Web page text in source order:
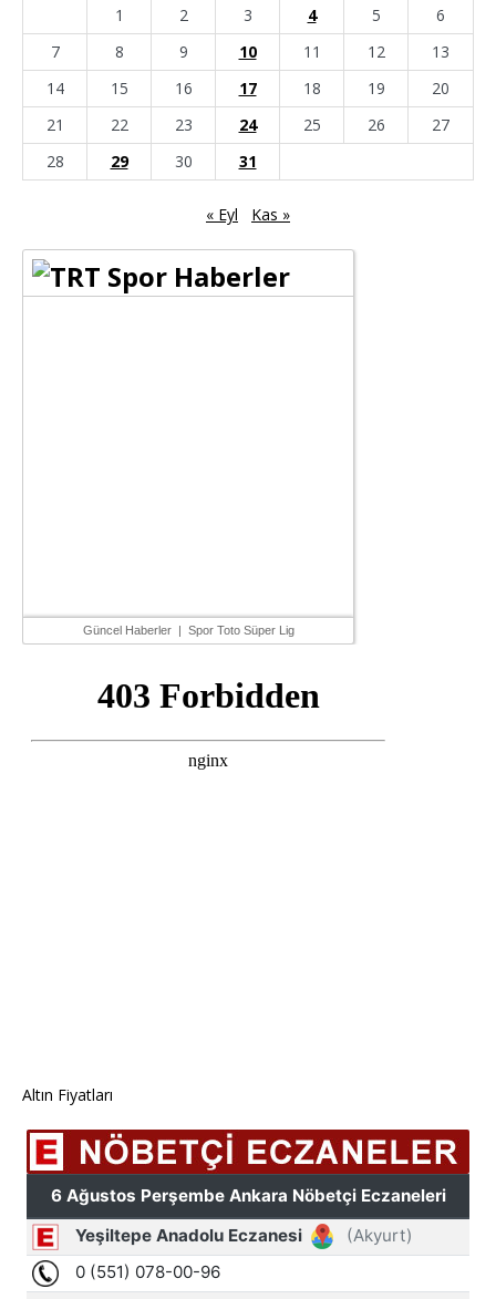
1
2 3 4 5
6
7
8 9 10 11 12
13
14
15 16 17 18 19
20
21
22 23 24 25 26
27
28
29 30 31
« Eyl Kas »
Güncel Haberler| Spor Toto Süper Lig
Altın Fiyatları